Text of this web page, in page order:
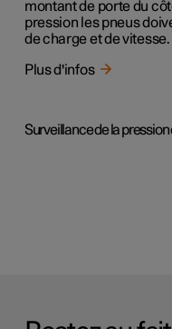
montant de porte du
pression les pneus
de charge et de vitesse.
Plus d'infos
Surveillance de la pression